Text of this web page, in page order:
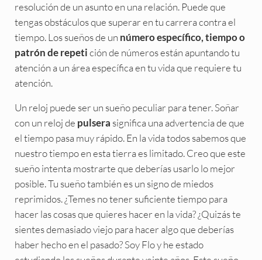
resolución de un asunto en una relación. Puede que
tengas obstáculos que superar en tu carrera contra el
tiempo. Los sueños de un número específico, tiempo o
patrón de repeti ción de números están apuntando tu
atención a un área específica en tu vida que requiere tu
atención.
Un reloj puede ser un sueño peculiar para tener. Soñar
con un reloj de pulsera significa una advertencia de que
el tiempo pasa muy rápido. En la vida todos sabemos que
nuestro tiempo en esta tierra es limitado. Creo que este
sueño intenta mostrarte que deberías usarlo lo mejor
posible. Tu sueño también es un signo de miedos
reprimidos. ¿Temes no tener suficiente tiempo para
hacer las cosas que quieres hacer en la vida? ¿Quizás te
sientes demasiado viejo para hacer algo que deberías
haber hecho en el pasado? Soy Flo y he estado